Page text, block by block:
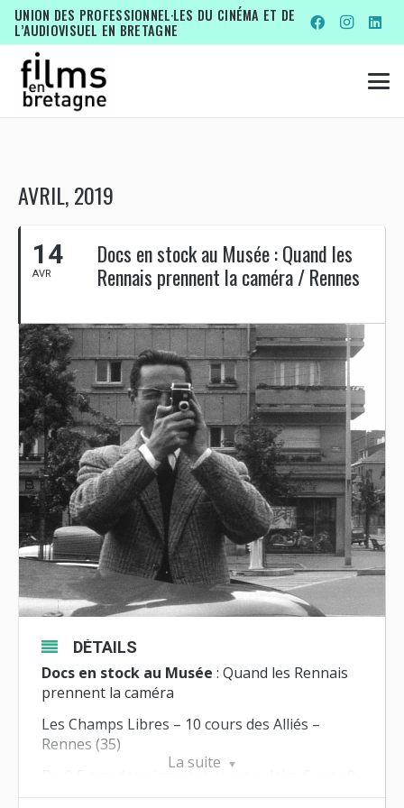
UNION DES PROFESSIONNEL·LES DU CINÉMA ET DE
L’AUDIOVISUEL EN BRETAGNE
AVRIL, 2019
14
AVR
Docs en stock au Musée : Quand les
Rennais prennent la caméra / Rennes
La suite
DÉTAILS
Docs en stock au Musée : Quand les Rennais
prennent la caméra
Les Champs Libres – 10 cours des Alliés –
Rennes (35)
des années 1920 aux années 1980, anonymes